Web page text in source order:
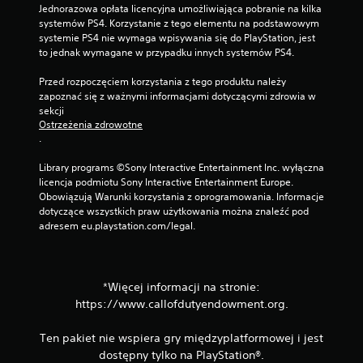
Jednorazowa opłata licencyjna umożliwiająca pobranie na kilka
systemów PS4. Korzystanie z tego elementu na podstawowym
systemie PS4 nie wymaga wpisywania się do PlayStation, jest
to jednak wymagane w przypadku innych systemów PS4.
Przed rozpoczęciem korzystania z tego produktu należy
zapoznać się z ważnymi informacjami dotyczącymi zdrowia w
sekcji
Ostrzeżenia zdrowotne
.
Library programs ©Sony Interactive Entertainment Inc. wyłączna
licencja podmiotu Sony Interactive Entertainment Europe.
Obowiązują Warunki korzystania z oprogramowania. Informacje
dotyczące wszystkich praw użytkowania można znaleźć pod
adresem eu.playstation.com/legal.
*Więcej informacji na stronie:
https://www.callofdutyendowment.org.
Ten pakiet nie wspiera gry międzyplatformowej i jest
dostępny tylko na PlayStation®.